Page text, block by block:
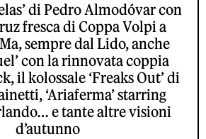
di Pedro Almodóvar con
fresca di Coppa Volpi a
sempre dal Lido, anche
con la rinnovata coppia
il kolossale ‘Freaks Out’ di
‘Ariaferma’ starring
e tante altre visioni
d’autunno